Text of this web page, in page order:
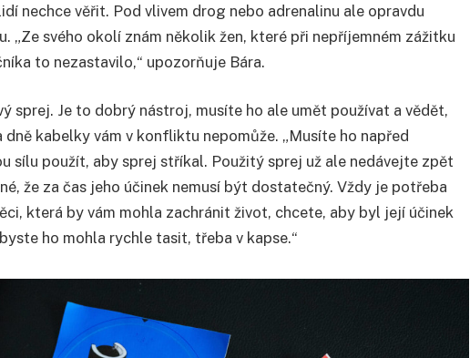
nechce věřit. Pod vlivem drog nebo adrenalinu ale opravdu
„Ze svého okolí znám několik žen, které při nepříjemném zážitku
to nezastavilo,“ upozorňuje Bára.
sprej. Je to dobrý nástroj, musíte ho ale umět používat a vědět,
kabelky vám v konfliktu nepomůže. „Musíte ho napřed
sílu použít, aby sprej stříkal. Použitý sprej už ale nedávejte zpět
že za čas jeho účinek nemusí být dostatečný. Vždy je potřeba
která by vám mohla zachránit život, chcete, aby byl její účinek
ho mohla rychle tasit, třeba v kapse.“